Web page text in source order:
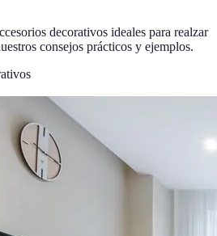
decorativos ideales para realzar
consejos prácticos y ejemplos.